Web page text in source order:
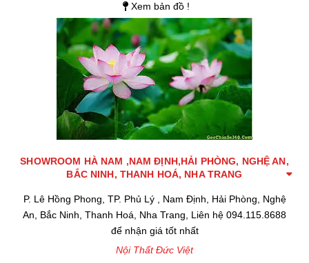
Xem bản đồ !
SHOWROOM HÀ NAM ,NAM ĐỊNH,HẢI PHÒNG, NGHỆ AN,
BẮC NINH, THANH HOÁ, NHA TRANG
P. Lê Hồng Phong, TP. Phủ Lý , Nam Định, Hải Phòng, Nghệ
An, Bắc Ninh, Thanh Hoá, Nha Trang, Liên hệ 094.115.8688
để nhận giá tốt nhất
Nội Thất Đức Việt